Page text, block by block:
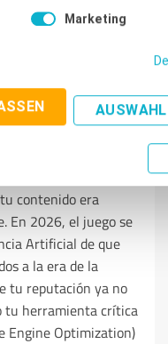
Marketing
tu
tus
contenido era
En 2026, el juego se
Artificial de que
a la era de la
tu reputación ya no
tu herramienta crítica
Engine Optimization)